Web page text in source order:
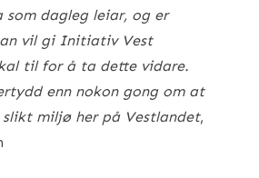
som dagleg leiar, og er
vil gi Initiativ Vest
til for å ta dette vidare.
enn nokon gong om at
miljø her på Vestlandet,